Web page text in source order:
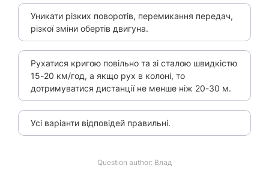
Уникати різких поворотів, перемикання передач,
різкої зміни обертів двигуна.
Рухатися кригою повільно та зі сталою швидкістю
15-20 км/год, а якщо рух в колоні, то
дотримуватися дистанції не менше ніж 20-30 м.
Усі варіанти відповідей правильні.
Question author: Влад